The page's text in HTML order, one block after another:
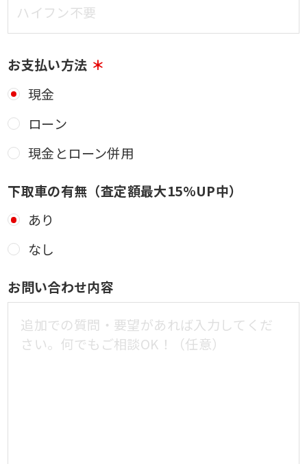
お支払い方法
現金
ローン
現金とローン併用
下取車の有無（査定額最大15%UP中）
あり
なし
お問い合わせ内容